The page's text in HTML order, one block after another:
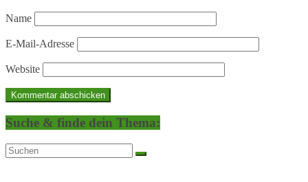
Name
E-Mail-Adresse
Website
Suche & finde dein Thema: